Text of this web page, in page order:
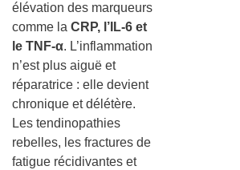
élévation des marqueurs
comme la CRP, l’IL-6 et
le TNF-α. L’inflammation
n’est plus aiguë et
réparatrice : elle devient
chronique et délétère.
Les tendinopathies
rebelles, les fractures de
fatigue récidivantes et